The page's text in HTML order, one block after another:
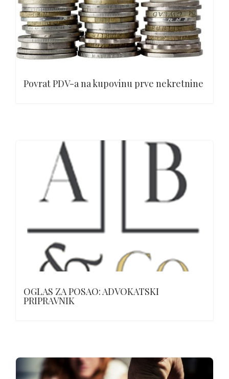
Povrat PDV-a na kupovinu prve nekretnine
OGLAS ZA POSAO: ADVOKATSKI
PRIPRAVNIK